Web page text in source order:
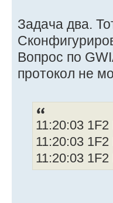
Задача два.
Вопрос по
протокол не
11:20:03
11:20:03
11:20:03